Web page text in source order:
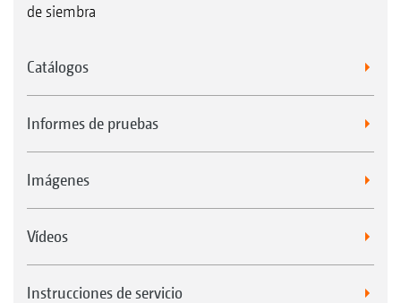
de siembra
Catálogos
Informes de pruebas
Imágenes
Vídeos
Instrucciones de servicio